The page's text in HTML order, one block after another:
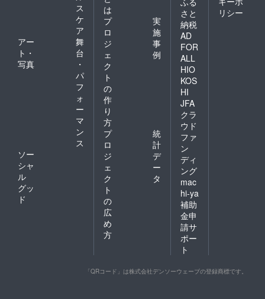
出来ま
せん。
ス
ケ
ア
アー
ト・
写真
舞
台
・
パ
フ
ォ
ー
マ
ン
ス
ソー
シャ
ル
グッ
ド
は
プ
ロ
ジ
ェ
ク
ト
の
作
り
方
実
施
事
例
プ
ロ
ジ
ェ
ク
ト
の
広
め
方
統
計
デ
ー
タ
さと
納税
AD
FOR
ALL
HIO
KOS
HI
JFA
クラ
ウド
ファ
ン
ディ
ング
mac
hi-ya
補助
金申
請サ
ポー
ト
リシー
「QRコード」は株式会社デンソーウェーブの登録商標です。